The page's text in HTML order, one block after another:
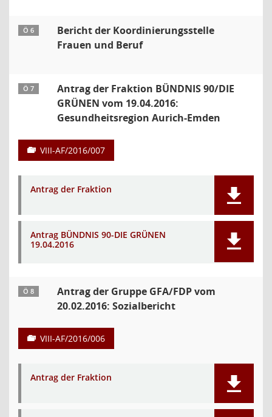
Ö 6
Bericht der Koordinierungsstelle
Frauen und Beruf
Ö 7
Antrag der Fraktion BÜNDNIS 90/DIE
GRÜNEN vom 19.04.2016:
Gesundheitsregion Aurich-Emden
VIII-AF/2016/007
Antrag der Fraktion
Antrag BÜNDNIS 90-DIE GRÜNEN
19.04.2016
Ö 8
Antrag der Gruppe GFA/FDP vom
20.02.2016: Sozialbericht
VIII-AF/2016/006
Antrag der Fraktion